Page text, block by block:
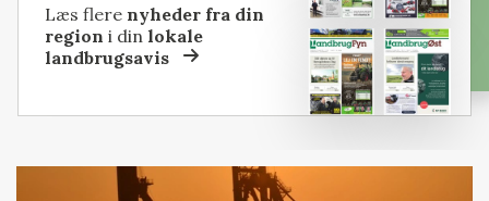
Læs flere nyheder fra din
region i dinlokale
landbrugsavis